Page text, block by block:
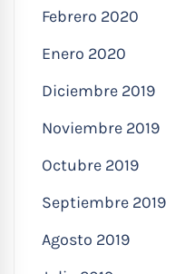
Febrero 2020
Enero 2020
Diciembre 2019
Noviembre 2019
Octubre 2019
Septiembre 2019
Agosto 2019